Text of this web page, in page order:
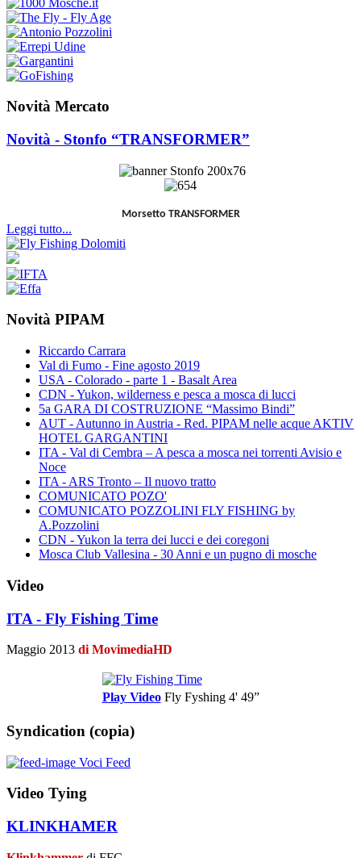
Novità Mercato
Novità - Stonfo “TRANSFORMER”
Morsetto TRANSFORMER
Leggi tutto...
Novità PIPAM
Riccardo Carrara
Val di Fumo - Fine agosto 2019
USA - Colorado - parte 1 - Basalt Area
CDN - Yukon, wilderness e pesca a mosca di lucci
5a GARA DI COSTRUZIONE “Massimo Bindi”
AUT - Autunno in Austria - Red. PIPAM nelle acque AKTIV
HOTEL GARGANTINI
ITA - Val di Cembra – A pesca a mosca nei torrenti Avisio e
Noce
ITA - ARS Tronto – Il nuovo tratto
COMUNICATO POZO'
COMUNICATO POZZOLINI FLY FISHING by
A.Pozzolini
CDN - Yukon la terra dei lucci e dei coregoni
Mosca Club Vallesina - 30 Anni e un pugno di mosche
Video
ITA - Fly Fishing Time
Maggio 2013 di MovimediaHD
Play Video Fly Fyshing 4' 49”
Syndication (copia)
Voci Feed
Video Tying
KLINKHAMER